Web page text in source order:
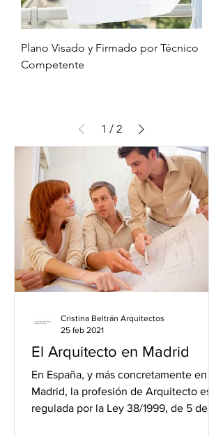
Plano Visado y Firmado por Técnico
Competente
1 / 2
El Arquitecto en Madrid
En España, y más concretamente en
Madrid, la profesión de Arquitecto está
regulada por la Ley 38/1999, de 5 de
Cristina Beltrán Arquitectos
25 feb 2021